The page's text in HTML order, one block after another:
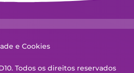
e Cookies
Todos os direitos reservados